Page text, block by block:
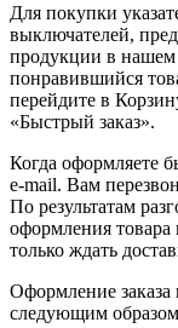
Для покупки
выключателей,
продукции в нашем
понравившийся
перейдите в
«Быстрый заказ».
Когда оформляете
e-mail. Вам
По результатам
оформления товара
только ждать
Оформление
следующим